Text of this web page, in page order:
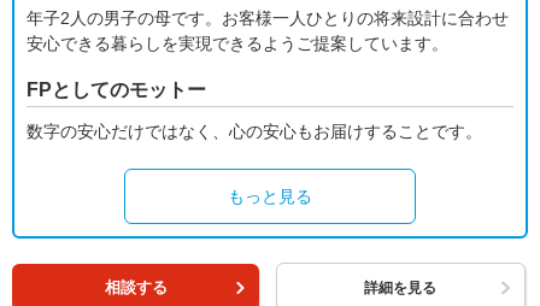
年子2人の男子の母です。お客様一人ひとりの将来設計に合わせ
安心できる暮らしを実現できるようご提案しています。
FPとしてのモットー
数字の安心だけではなく、心の安心もお届けすることです。
もっと見る
相談する 詳細を見る